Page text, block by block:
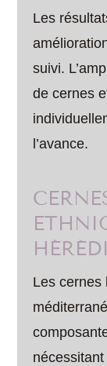
Les
suivi.
de cernes
l’avance.
Les cernes